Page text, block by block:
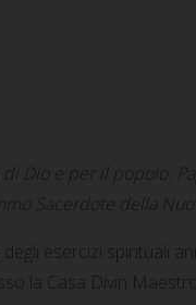
di Dio e per il popolo.
Sacerdote della
esercizi spirituali
la Casa Divin